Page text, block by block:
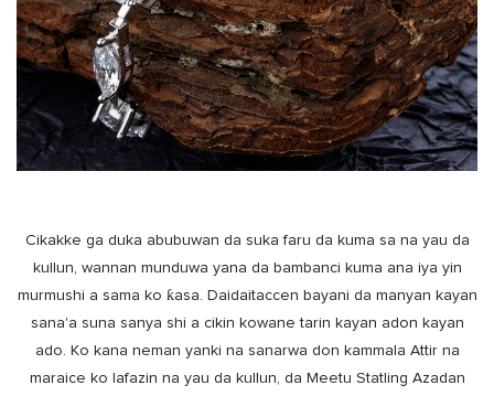
Cikakke ga duka abubuwan da suka faru da kuma sa na yau da
kullun, wannan munduwa yana da bambanci kuma ana iya yin
murmushi a sama ko ƙasa. Daidaitaccen bayani da manyan kayan
sana'a suna sanya shi a cikin kowane tarin kayan adon kayan
ado. Ko kana neman yanki na sanarwa don kammala Attir na
maraice ko lafazin na yau da kullun, da Meetu Statling Azadan